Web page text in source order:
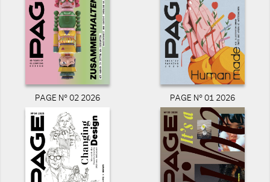
PAGE N° 02 2026 PAGE N° 01 2026